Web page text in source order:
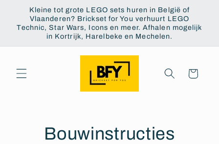
Skip to
content
Kleine tot grote LEGO sets huren in België of
Vlaanderen? Brickset for You verhuurt LEGO
Technic, Star Wars, Icons en meer. Afhalen mogelijk
in Kortrijk, Harelbeke en Mechelen.
Cart
Bouwinstructies